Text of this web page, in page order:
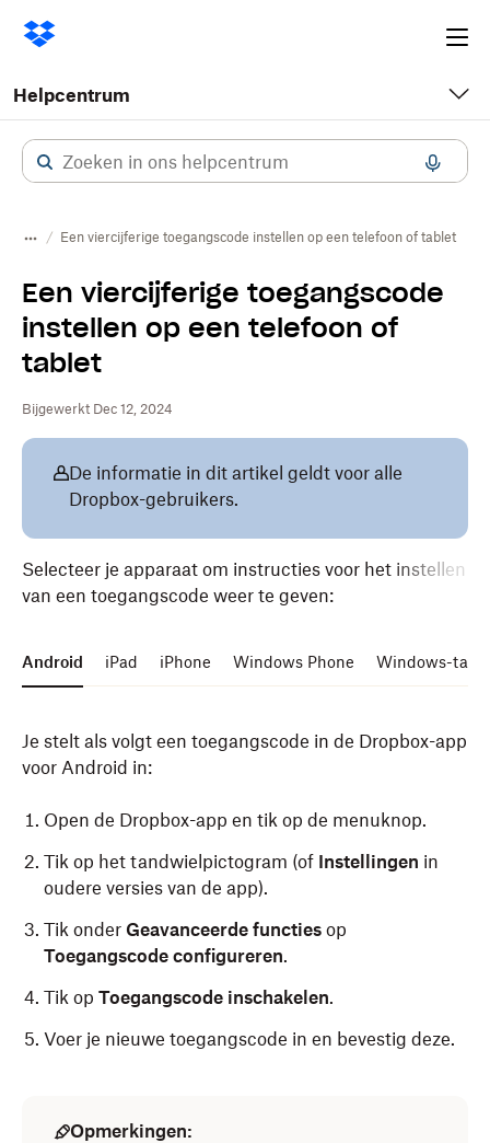
Helpcentrum
Een viercijferige toegangscode instellen op een telefoon of tablet
Een viercijferige toegangscode
instellen op een telefoon of
tablet
Bijgewerkt Dec 12, 2024
De informatie in dit artikel geldt voor alle
Dropbox-gebruikers.
Selecteer je apparaat om instructies voor het instellen
van een toegangscode weer te geven:
Android iPad iPhone Windows Phone Windows-
Je stelt als volgt een toegangscode in de Dropbox-app
voor Android in:
Open de Dropbox-app en tik op de menuknop.
Tik op het tandwielpictogram (of Instellingen in
oudere versies van de app).
Tik onder Geavanceerde functies op
Toegangscode configureren.
Tik op Toegangscode inschakelen.
Voer je nieuwe toegangscode in en bevestig deze.
Opmerkingen: